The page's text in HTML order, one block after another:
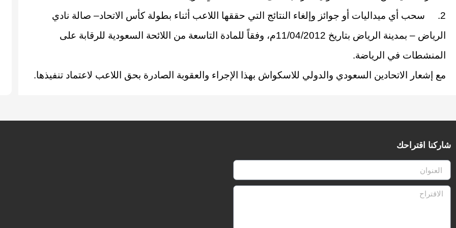
2. سحب أي ميداليات أو جوائز وإلغاء النتائج التي حققها اللاعب أثناء بطولة كأس الاتحاد– صالة نادي
الرياض – بمدينة الرياض بتاريخ 11/04/2012م، وفقاً للمادة التاسعة من اللائحة السعودية للرقابة على
المنشطات في الرياضة.
مع إشعار الاتحادين السعودي والدولي للاسكواش بهذا الإجراء والعقوبة الصادرة بحق اللاعب لاعتماد تنفيذها.
شاركنا اقتراحك